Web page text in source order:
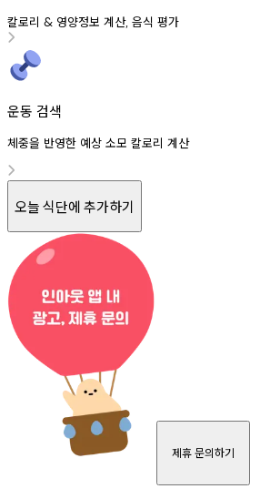
칼로리 & 영양정보 계산, 음식 평가
운동 검색
체중을 반영한 예상 소모 칼로리 계산
오늘 식단에 추가하기
제휴 문의하기